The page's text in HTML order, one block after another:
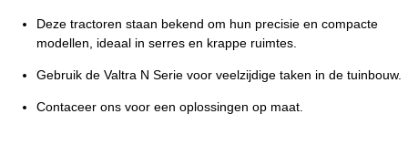
Deze tractoren staan bekend om hun precisie en compacte
modellen, ideaal in serres en krappe ruimtes.
Gebruik de Valtra N Serie voor veelzijdige taken in de tuinbouw.
Contaceer ons voor een oplossingen op maat.